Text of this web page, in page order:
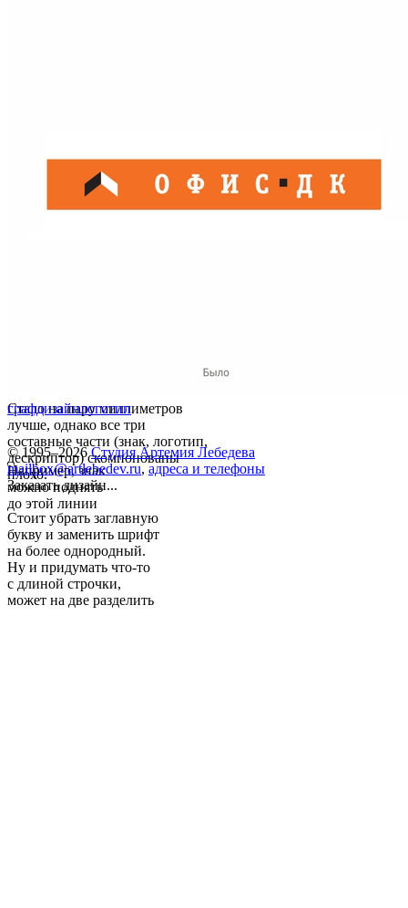
Стало на пару миллиметров
лучше, однако все три
составные части (знак, логотип,
дескриптор) скомпонованы
плохо.
Например, знак
можно поднять
до этой линии
Стоит убрать заглавную
букву и заменить шрифт
на более однородный.
Ну и придумать что-то
с длиной строчки,
может на две разделить
графдизайнлоготип
© 1995–2026 Студия Артемия Лебедева
mailbox@artlebedev.ru, адреса и телефоны
Заказать дизайн...